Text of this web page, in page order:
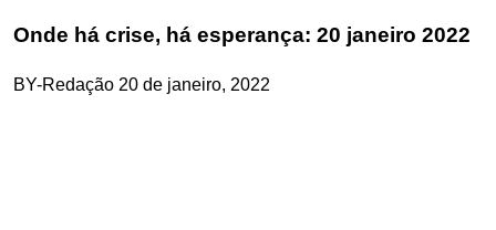
Onde há crise, há esperança: 20 janeiro 2022
BY-Redação 20 de janeiro, 2022